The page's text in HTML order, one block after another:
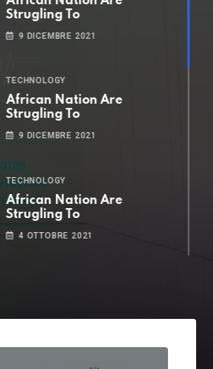
Strugling To
9 DICEMBRE 2021
TECHNOLOGY
African Nation Are
Strugling To
9 DICEMBRE 2021
TECHNOLOGY
African Nation Are
Strugling To
4 OTTOBRE 2021